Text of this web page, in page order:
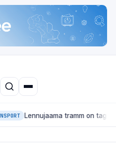
Lennujaama tramm on tagasi: liin